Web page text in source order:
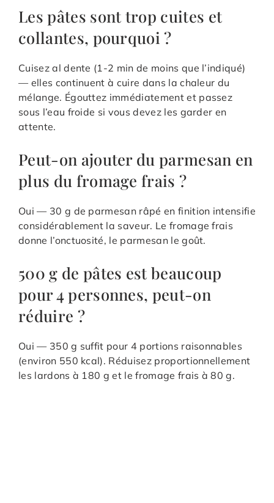
Les pâtes sont trop cuites et
collantes, pourquoi ?
Cuisez al dente (1-2 min de moins que l’indiqué)
— elles continuent à cuire dans la chaleur du
mélange. Égouttez immédiatement et passez
sous l’eau froide si vous devez les garder en
attente.
Peut-on ajouter du parmesan en
plus du fromage frais ?
Oui — 30 g de parmesan râpé en finition intensifie
considérablement la saveur. Le fromage frais
donne l’onctuosité, le parmesan le goût.
500 g de pâtes est beaucoup
pour 4 personnes, peut-on
réduire ?
Oui — 350 g suffit pour 4 portions raisonnables
(environ 550 kcal). Réduisez proportionnellement
les lardons à 180 g et le fromage frais à 80 g.